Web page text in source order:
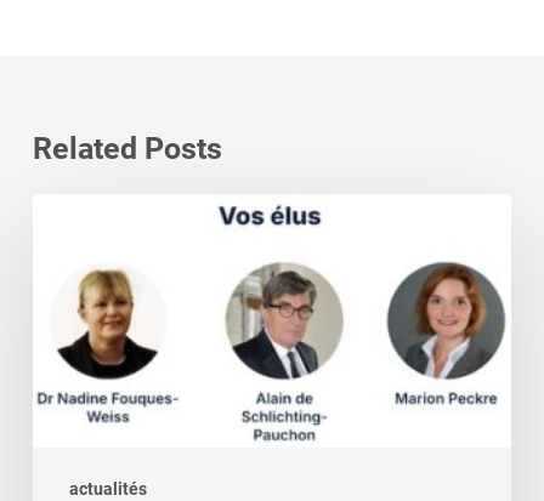
Related Posts
actualités
grand
merci
votre
confiance
renouvelée!